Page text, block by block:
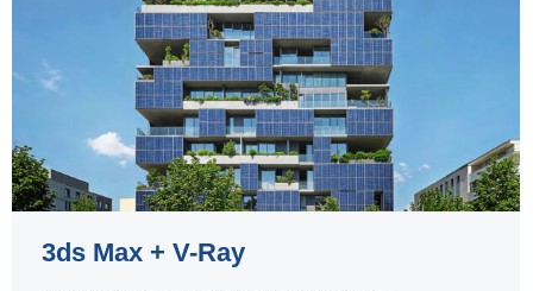
3ds Max + V-Ray